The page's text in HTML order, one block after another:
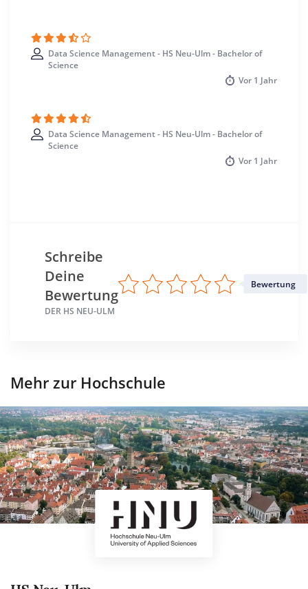
Data Science Management - HS Neu-Ulm - Bachelor of
Science
Vor 1 Jahr
Data Science Management - HS Neu-Ulm - Bachelor of
Science
Vor 1 Jahr
Schreibe
Deine
Bewertung
DER HS NEU-ULM
Bewertung
Mehr zur Hochschule